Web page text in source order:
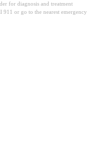
for diagnosis and treatment
or go to the nearest emergency